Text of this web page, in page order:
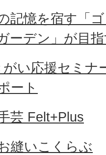
記憶を宿す「
ーデン」が目
い応援セミナ
ート
芸 Felt+Plus
縫いこくらぶ